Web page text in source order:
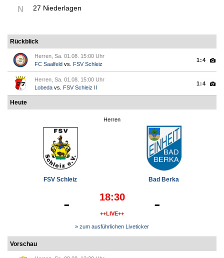
N 27 Niederlagen
Rückblick
Herren, Sa. 01.08. 15:00 Uhr
FC Saalfeld vs. FSV Schleiz
1:4
Herren, Sa. 01.08. 15:00 Uhr
Lobeda vs. FSV Schleiz II
1:4
Heute
Herren
FSV Schleiz Bad Berka
- 18:30
++LIVE++ -
» zum ausführlichen Liveticker
Vorschau